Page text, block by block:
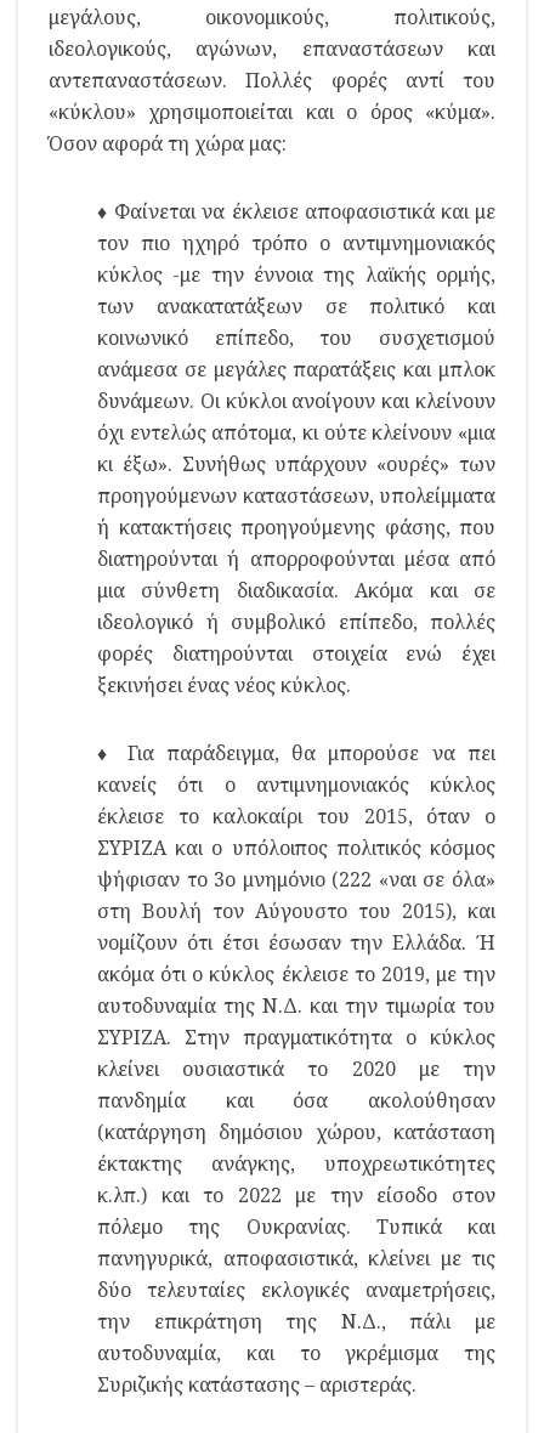
μεγάλους, οικονομικούς, πολιτικούς,
ιδεολογικούς, αγώνων, επαναστάσεων και
αντεπαναστάσεων. Πολλές φορές αντί του
«κύκλου» χρησιμοποιείται και ο όρος «κύμα».
Όσον αφορά τη χώρα μας:
♦ Φαίνεται να έκλεισε αποφασιστικά και με
τον πιο ηχηρό τρόπο ο αντιμνημονιακός
κύκλος -με την έννοια της λαϊκής ορμής,
των ανακατατάξεων σε πολιτικό και
κοινωνικό επίπεδο, του συσχετισμού
ανάμεσα σε μεγάλες παρατάξεις και μπλοκ
δυνάμεων. Οι κύκλοι ανοίγουν και κλείνουν
όχι εντελώς απότομα, κι ούτε κλείνουν «μια
κι έξω». Συνήθως υπάρχουν «ουρές» των
προηγούμενων καταστάσεων, υπολείμματα
ή κατακτήσεις προηγούμενης φάσης, που
διατηρούνται ή απορροφούνται μέσα από
μια σύνθετη διαδικασία. Ακόμα και σε
ιδεολογικό ή συμβολικό επίπεδο, πολλές
φορές διατηρούνται στοιχεία ενώ έχει
ξεκινήσει ένας νέος κύκλος.
♦ Για παράδειγμα, θα μπορούσε να πει
κανείς ότι ο αντιμνημονιακός κύκλος
έκλεισε το καλοκαίρι του 2015, όταν ο
ΣΥΡΙΖΑ και ο υπόλοιπος πολιτικός κόσμος
ψήφισαν το 3ο μνημόνιο (222 «ναι σε όλα»
στη Βουλή τον Αύγουστο του 2015), και
νομίζουν ότι έτσι έσωσαν την Ελλάδα. Ή
ακόμα ότι ο κύκλος έκλεισε το 2019, με την
αυτοδυναμία της Ν.Δ. και την τιμωρία του
ΣΥΡΙΖΑ. Στην πραγματικότητα ο κύκλος
κλείνει ουσιαστικά το 2020 με την
πανδημία και όσα ακολούθησαν
(κατάργηση δημόσιου χώρου, κατάσταση
έκτακτης ανάγκης, υποχρεωτικότητες
κ.λπ.) και το 2022 με την είσοδο στον
πόλεμο της Ουκρανίας. Τυπικά και
πανηγυρικά, αποφασιστικά, κλείνει με τις
δύο τελευταίες εκλογικές αναμετρήσεις,
την επικράτηση της Ν.Δ., πάλι με
αυτοδυναμία, και το γκρέμισμα της
Συριζικής κατάστασης – αριστεράς.